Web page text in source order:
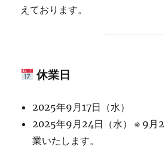
えております。
休業日
2025年9月17日（水）
2025年9月24日（水） ※ 9月
業いたします。